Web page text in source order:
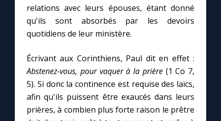
relations avec leurs épouses, étant donné
qu'ils sont absorbés par les devoirs
quotidiens de leur ministère.
Écrivant aux Corinthiens, Paul dit en effet :
Abstenez-vous, pour vaquer à la prière(1 Co 7,
5). Si donc la continence est requise des laïcs,
afin qu'ils puissent être exaucés dans leurs
prières, à combien plus forte raison le prêtre